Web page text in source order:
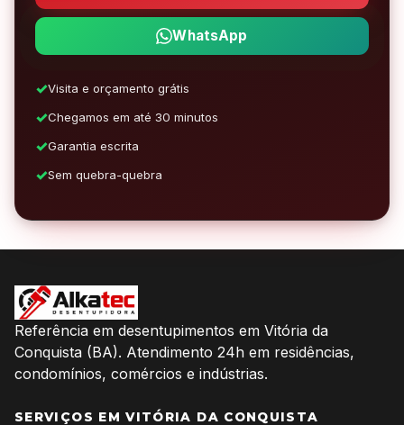
WhatsApp
Visita e orçamento grátis
Chegamos em até 30 minutos
Garantia escrita
Sem quebra-quebra
Referência em desentupimentos em Vitória da
Conquista (BA). Atendimento 24h em residências,
condomínios, comércios e indústrias.
SERVIÇOS EM VITÓRIA DA CONQUISTA